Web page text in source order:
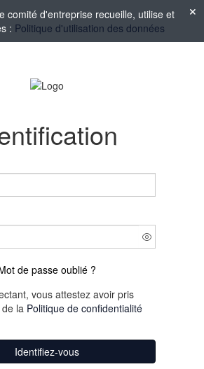
comité d'entreprise recueille, utilise et
: Politique d'utilisation des données
de passe oublié ?
vous attestez avoir pris
la Politique de confidentialité
Identifiez-vous